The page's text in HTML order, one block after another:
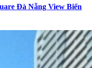
Đà Nẵng View Biển